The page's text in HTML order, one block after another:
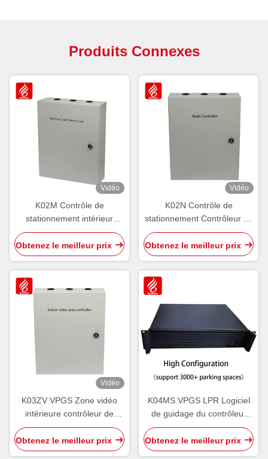
Produits Connexes
Vidéo
K02M Contrôle de
stationnement intérieur
contrôleur centralisé PGS
Core RS485 CAN Bus
Ultrasons
Obtenez le meilleur prix
Vidéo
K02N Contrôle de
stationnement Contrôleur de
nœud intérieur PGS
Direction NCU par ultrasons
intérieur
Obtenez le meilleur prix
Vidéo
K03ZV VPGS Zone vidéo
intérieure contrôleur de
caméra Licence LPR
reconnue
Obtenez le meilleur prix
K04MS VPGS LPR Logiciel
de guidage du contrôleur
vidéo centralisé
Obtenez le meilleur prix